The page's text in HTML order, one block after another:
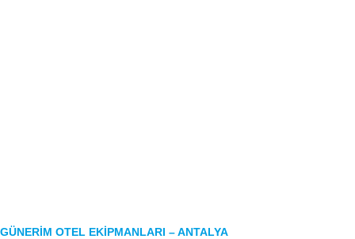
GÜNERİM OTEL EKİPMANLARI – ANTALYA